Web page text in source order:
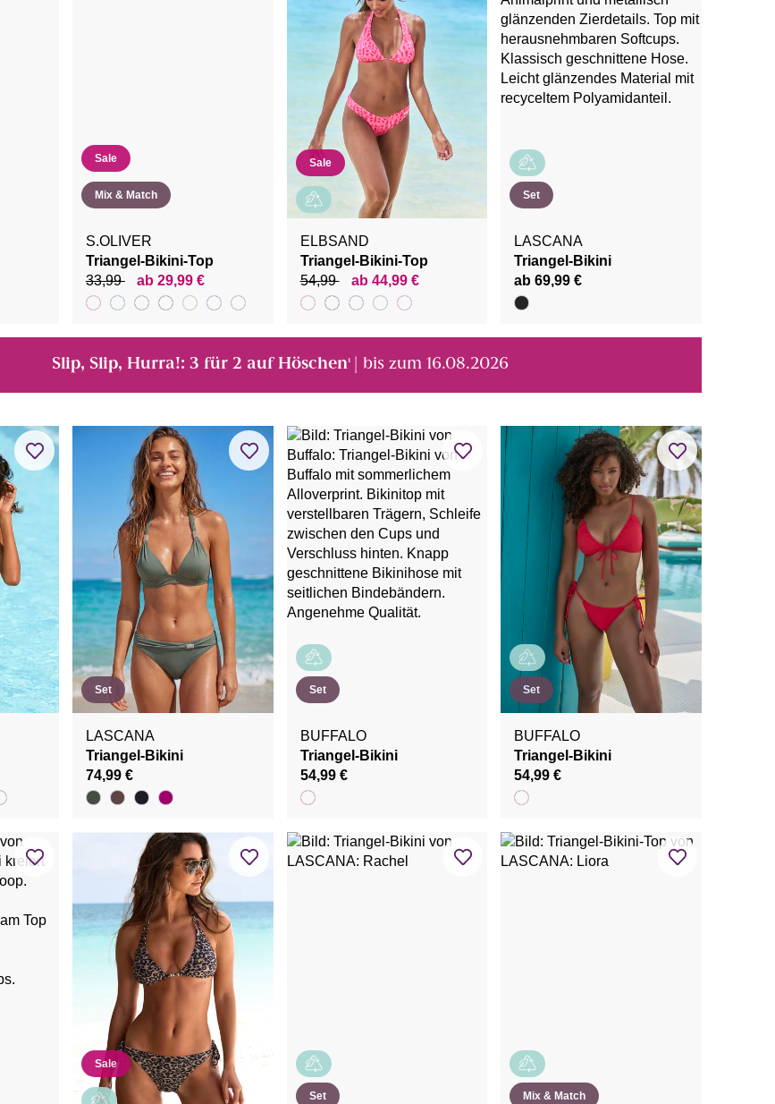
Sale
Mix & Match
S.OLIVER
Triangel-Bikini-Top
33,99
ab 29,99 €
Sale
ELBSAND
Triangel-Bikini-Top
54,99
ab 44,99 €
Set
LASCANA
Triangel-Bikini
ab 69,99 €
Slip, Slip, Hurra!: 3 für 2 auf Höschen¹ | bis zum 16.08.2026
Set
LASCANA
Triangel-Bikini
74,99 €
Set
BUFFALO
Triangel-Bikini
54,99 €
Set
BUFFALO
Triangel-Bikini
54,99 €
Sale
Set Mix & Match